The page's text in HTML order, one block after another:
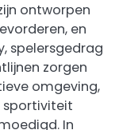
ontworpen
en
spelersgedrag
zorgen
omgeving,
sportiviteit
In